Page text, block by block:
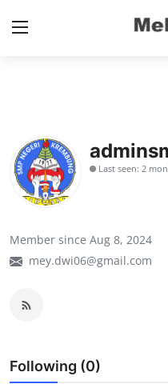
Contact
SMP
Video SMP
Galeri Dispendikbud
Lainnya
Last seen: 2
Member since Aug 8, 2024
mey.dwi06@gmail.com
Following (0)